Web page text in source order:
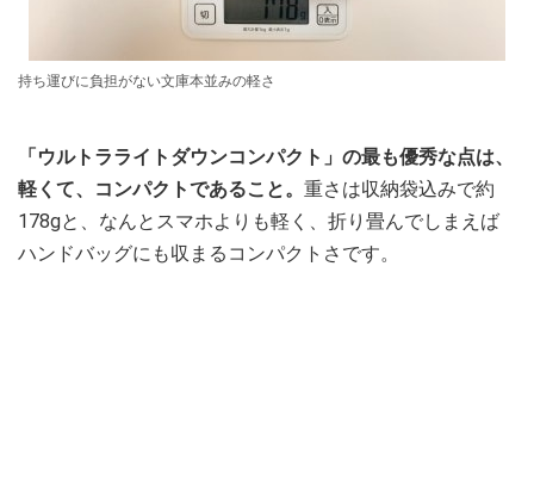
持ち運びに負担がない文庫本並みの軽さ
「ウルトラライトダウンコンパクト」の最も優秀な点は、
軽くて、コンパクトであること。 重さは収納袋込みで約
178gと、なんとスマホよりも軽く、折り畳んでしまえば
ハンドバッグにも収まるコンパクトさです。